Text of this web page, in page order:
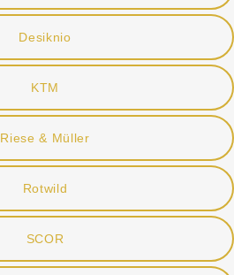
Desiknio
KTM
Riese & Müller
Rotwild
SCOR